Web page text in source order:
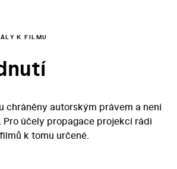
K FILMU
chráněny autorským právem a není
Pro účely propagace projekcí rádi
k tomu určené.